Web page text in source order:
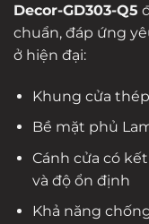
Decor-GD303-Q5
chuẩn, đáp ứng
ở hiện đại:
Khung cửa
Bề mặt phủ
Cánh cửa có
và độ ổn định
Khả năng